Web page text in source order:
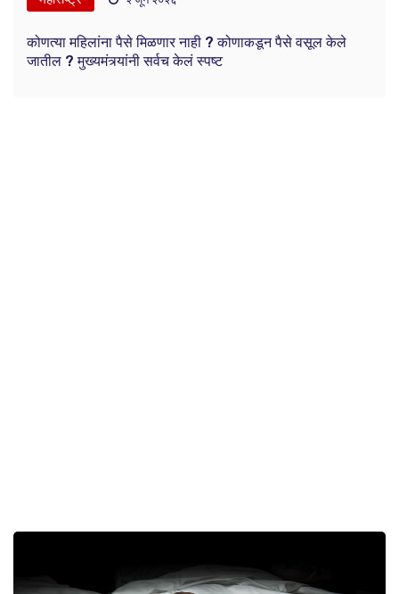
कोणत्या महिलांना पैसे मिळणार नाही ? कोणाकडून पैसे वसूल केले
जातील ? मुख्यमंत्र्यांनी सर्वच केलं स्पष्ट